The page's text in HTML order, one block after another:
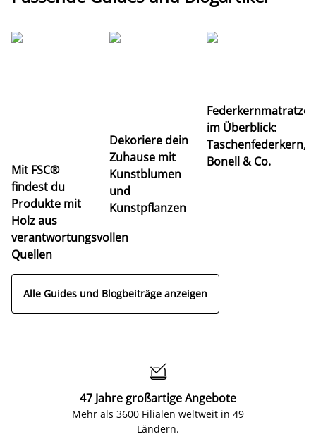
Mit FSC®
findest du
Produkte mit
Holz aus
verantwortungsvollen
Quellen
Dekoriere dein
Zuhause mit
Kunstblumen
und
Kunstpflanzen
im Überblick:
Taschenfederkern,
Bonell & Co.
Alle Guides und Blogbeiträge anzeigen

47 Jahre großartige Angebote
Mehr als 3600 Filialen weltweit in 49
Ländern.